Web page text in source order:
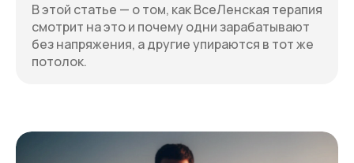
В этой статье — о том, как ВсеЛенская терапия
смотрит на это и почему одни зарабатывают
без напряжения, а другие упираются в тот же
потолок.